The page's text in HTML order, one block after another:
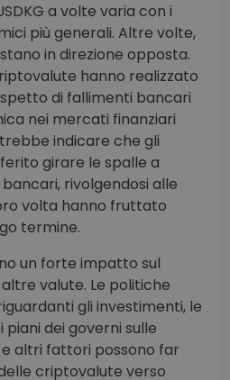
a volte varia con i
più generali. Altre volte,
in direzione opposta.
hanno realizzato
di fallimenti bancari
nei mercati finanziari
indicare che gli
girare le spalle a
rivolgendosi alle
volta hanno fruttato
termine.
un forte impatto sul
altre valute. Le politiche
gli investimenti, le
piani dei governi sulle
altri fattori possono far
criptovalute verso